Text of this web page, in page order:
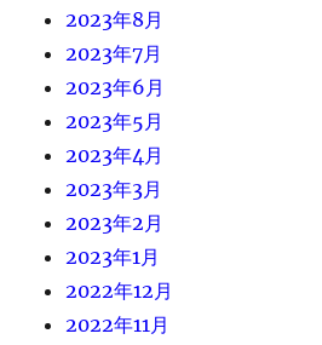
2023年8月
2023年7月
2023年6月
2023年5月
2023年4月
2023年3月
2023年2月
2023年1月
2022年12月
2022年11月